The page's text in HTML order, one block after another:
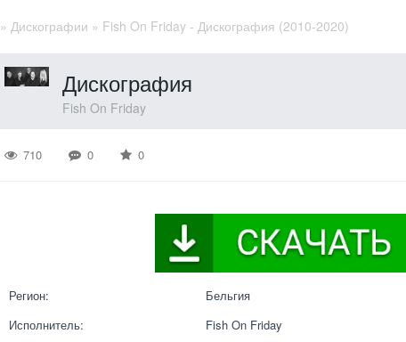
» Дискографии » Fish On Friday - Дискография (2010-2020)
Дискография
Fish On Friday
710 0 0
Регион:
Бельгия
Исполнитель:
Fish On Friday